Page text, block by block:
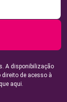
A disponibilização
de acesso à
aqui.